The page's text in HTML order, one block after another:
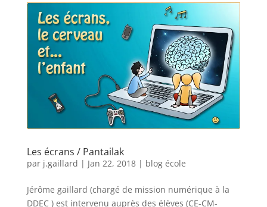
Les écrans / Pantailak
par j.gaillard | Jan 22, 2018| blog école
Jérôme gaillard (chargé de mission numérique à la
DDEC ) est intervenu auprès des élèves (CE-CM-